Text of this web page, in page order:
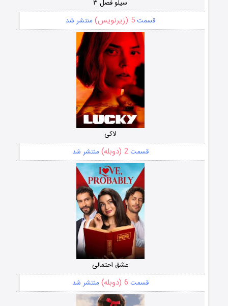
سیلو فصل ۳
قسمت5 (زیرنویس) منتشر شد
لاکی
قسمت2 (دوبله) منتشر شد
عشق احتمالی
قسمت 6 (دوبله) منتشر شد